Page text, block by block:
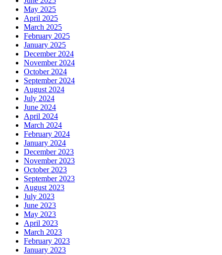
May 2025
April 2025
March 2025
February 2025
January 2025
December 2024
November 2024
October 2024
September 2024
August 2024
July 2024
June 2024
April 2024
March 2024
February 2024
January 2024
December 2023
November 2023
October 2023
September 2023
August 2023
July 2023
June 2023
May 2023
April 2023
March 2023
February 2023
January 2023